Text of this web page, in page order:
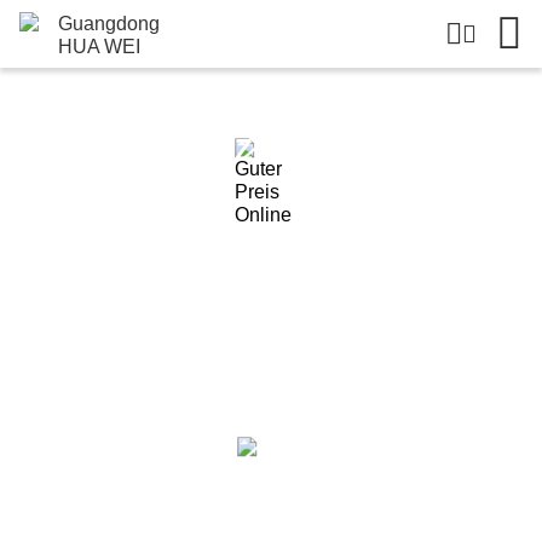
Einzelheiten Zu Den Produkten